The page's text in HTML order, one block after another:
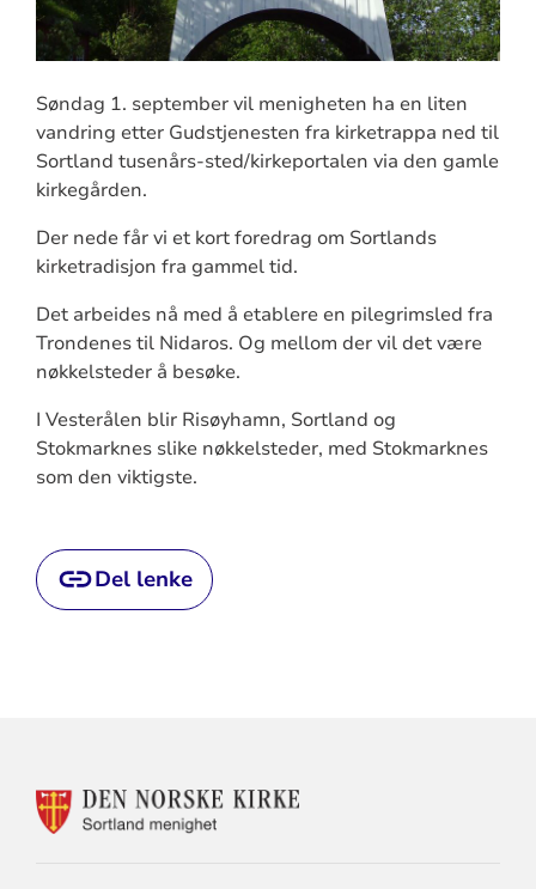
Søndag 1. september vil menigheten ha en liten
vandring etter Gudstjenesten fra kirketrappa ned til
Sortland tusenårs-sted/kirkeportalen via den gamle
kirkegården.
Der nede får vi et kort foredrag om Sortlands
kirketradisjon fra gammel tid.
Det arbeides nå med å etablere en pilegrimsled fra
Trondenes til Nidaros. Og mellom der vil det være
nøkkelsteder å besøke.
I Vesterålen blir Risøyhamn, Sortland og
Stokmarknes slike nøkkelsteder, med Stokmarknes
som den viktigste.
Del lenke
KONTAKTINFORMASJON